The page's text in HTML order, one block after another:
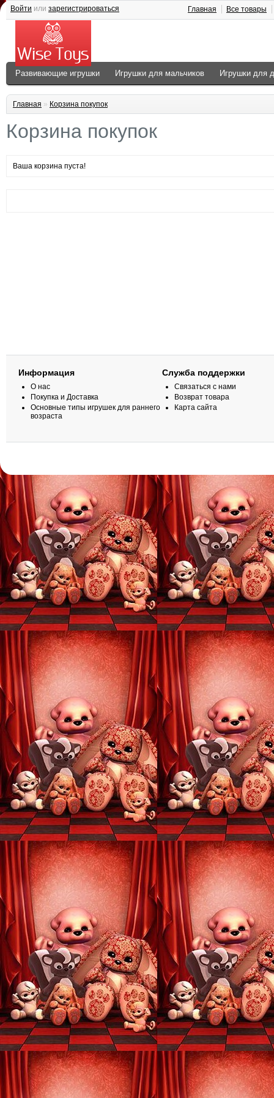
Войти или зарегистрироваться Главная Все товары
Развивающие игрушки Игрушки для мальчиков Игрушки для
Главная » Корзина покупок
Корзина покупок
Ваша корзина пуста!
Информация
О нас
Покупка и Доставка
Основные типы игрушек для раннего
возраста
Служба поддержки
Связаться с нами
Возврат товара
Карта сайта